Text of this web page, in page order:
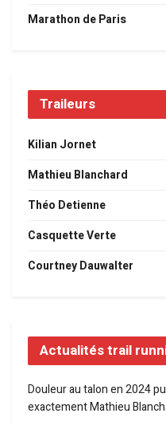
Marathon de Paris
Traileurs
Kilian Jornet
Mathieu Blanchard
Théo Detienne
Casquette Verte
Courtney Dauwalter
Actualités trail
Douleur au talon en 2024
exactement Mathieu